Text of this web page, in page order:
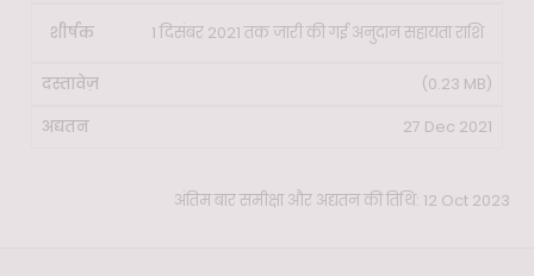
1 दिसंबर 2021 तक जारी की गई अनुदान सहायता राशि
(0.23 MB)
27 Dec 2021
अंतिम बार समीक्षा और अद्यतन की तिथि: 12 Oct 2023